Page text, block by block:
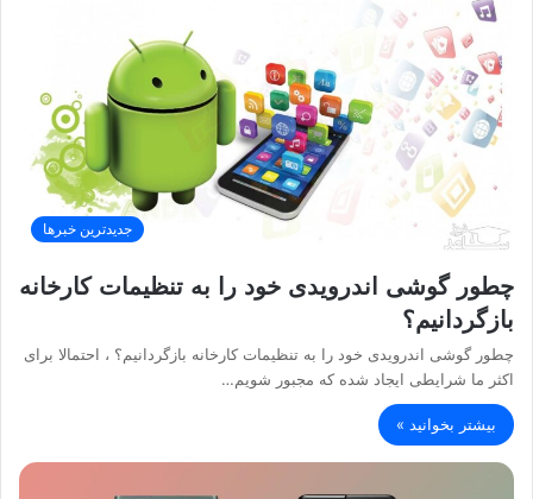
جدیدترین خبرها
چطور گوشی اندرویدی خود را به تنظیمات کارخانه
بازگردانیم؟
چطور گوشی اندرویدی خود را به تنظیمات کارخانه بازگردانیم؟ ، احتمالا برای
اکثر ما شرایطی ایجاد شده که مجبور شویم…
بیشتر بخوانید »